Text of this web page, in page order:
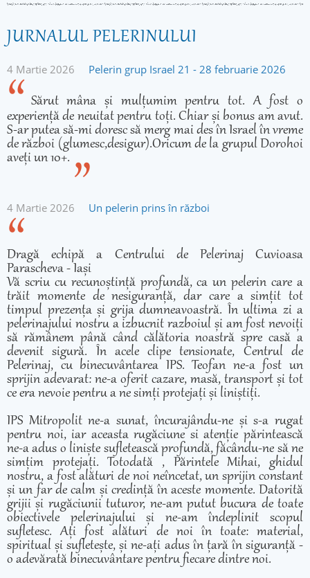
JURNALUL PELERINULUI
4 Martie 2026 Pelerin grup Israel 21 - 28 februarie 2026
Sărut mâna și mulțumim pentru tot. A fost o
experiență de neuitat pentru toți. Chiar și bonus am avut.
S-ar putea să-mi doresc să merg mai des în Israel în vreme
de război (glumesc,desigur).Oricum de la grupul Dorohoi
aveți un 10+.
4 Martie 2026 Un pelerin prins în război
Dragă echipă a Centrului de Pelerinaj Cuvioasa
Parascheva - Iași
Vă scriu cu recunoștință profundă, ca un pelerin care a
trăit momente de nesiguranță, dar care a simțit tot
timpul prezența și grija dumneavoastră. În ultima zi a
pelerinajului nostru a izbucnit razboiul și am fost nevoiți
să rămânem până când călătoria noastră spre casă a
devenit sigură. În acele clipe tensionate, Centrul de
Pelerinaj, cu binecuvântarea IPS. Teofan ne-a fost un
sprijin adevarat: ne-a oferit cazare, masă, transport și tot
ce era nevoie pentru a ne simți protejați și liniștiți.
IPS Mitropolit ne-a sunat, încurajându-ne și s-a rugat
pentru noi, iar aceasta rugăciune si atenție părintească
ne-a adus o liniște sufletească profundă, făcându-ne să ne
simțim protejați. Totodată , Părintele Mihai, ghidul
nostru, a fost alături de noi neîncetat, un sprijin constant
și un far de calm și credință în aceste momente. Datorită
grijii și rugăciunii tuturor, ne-am putut bucura de toate
obiectivele pelerinajului și ne-am îndeplinit scopul
sufletesc. Ați fost alături de noi în toate: material,
spiritual și sufletește, și ne-ați adus în țară în siguranță -
o adevărată binecuvântare pentru fiecare dintre noi.